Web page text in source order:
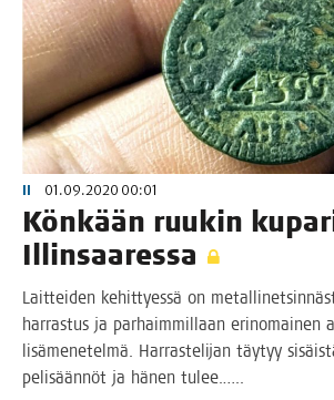
II 01.09.2020 00:01
Kön­kään ruu­kin
Illinsaaressa
Lait­tei­den kehit­tyes­sä on
har­ras­tus ja par­haim­mil­laan erin­omai­nen
lisä­me­ne­tel­mä. Har­ras­te­li­jan täy­tyy
peli­sään­nöt ja hänen tulee.…..